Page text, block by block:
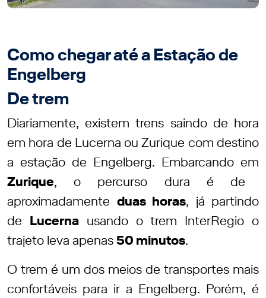
Como chegar até a Estação de
Engelberg
De trem
Diariamente, existem trens saindo de hora
em hora de Lucerna ou Zurique com destino
a estação de Engelberg. Embarcando em
Zurique, o percurso dura é de
aproximadamente duas horas, já partindo
de Lucernausando o trem InterRegio o
trajeto leva apenas50 minutos.
O trem é um dos meios de transportes mais
confortáveis para ir a Engelberg. Porém, é